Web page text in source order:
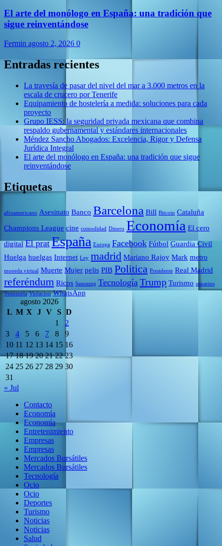
El arte del monólogo en España: una tradición que
sigue reinventándose
Fermin agosto 2, 2026 0
Entradas recientes
La travesía de pasar del nivel del mar a 3.000 metros en la
escala de crucero por Tenerife
Equipamiento de hostelería a medida: soluciones para cada
proyecto
Grupo IESS: la seguridad privada mexicana que combina
respaldo gubernamental y estándares internacionales
Méndez Sancho Abogados: Excelencia, Rigor y Defensa
Jurídica Integral
El arte del monólogo en España: una tradición que sigue
reinventándose
Etiquetas
afroamericano Asesinato Banco Barcelona Bill Bitcoin Cataluña
Champions League cine comodidad Dinero Economía El cero
digital El prat España Europa Facebook Fútbol Guardia Civil
Huelga huelgas Internet Ley madrid Mariano Rajoy Mark metro
moneda virtual Muerte Mujer pelis PIB Politica Presidente Real Madrid
referéndum Ricos Samsung Tecnología Trump Turismo usuarios
Venezuela Violacion WhatsApp
agosto 2026
L M X J V S D
1
2
3
4 5 6 7 8
9
10 11 12 13 14 15 16
17 18 19 20 21 22 23
24 25 26 27 28 29 30
31
« Jul
Contacto
Economía
Economía
Entretenimiento
Empresas
Empresas
Mercados Bursátiles
Mercados Bursátiles
Tecnología
Ocio
Ocio
Deportes
Turismo
Noticias
Noticias
Salud